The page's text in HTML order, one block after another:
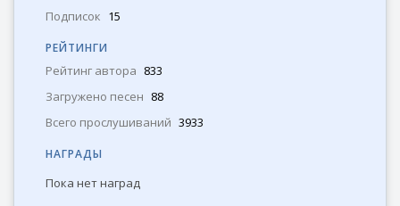
Подпиcок 15
РЕЙТИНГИ
Рейтинг автора 833
Загружено песен 88
Всего прослушиваний 3933
НАГРАДЫ
Пока нет наград